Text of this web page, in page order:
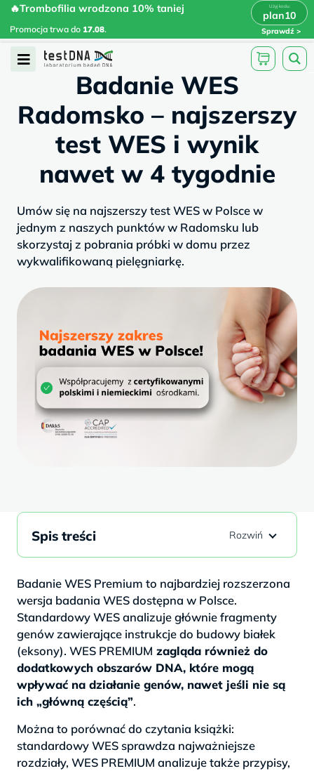
Skip
content
🔥Trombofilia wrodzona 10% taniej
Promocja trwa do 17.08.
plan10
Sprawdź
🔥Trombofilia wrodzona 10% taniej
plan10 x
Open
testdna.pl
Badanie WES
Radomsko – najszerszy
test WES i wynik
nawet w 4 tygodnie
Umów się na najszerszy test WES w Polsce w
jednym z naszych punktów w Radomsku lub
skorzystaj z pobrania próbki w domu przez
wykwalifikowaną pielęgniarkę.
Badanie WES Premium to najbardziej rozszerzona
wersja badania WES dostępna w Polsce.
Standardowy WES analizuje głównie fragmenty
genów zawierające instrukcje do budowy białek
(eksony). WES PREMIUM zagląda również do
dodatkowych obszarów DNA, które mogą
wpływać na działanie genów, nawet jeśli nie są
ich „główną częścią”.
Można to porównać do czytania książki:
standardowy WES sprawdza najważniejsze
rozdziały, WES PREMIUM analizuje także przypisy,
Spis treści